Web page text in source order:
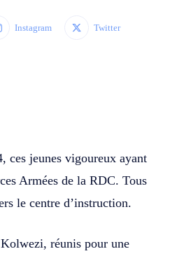
Instagram Twitter
ces jeunes vigoureux ayant
Armées de la RDC. Tous
le centre d’instruction.
réunis pour une